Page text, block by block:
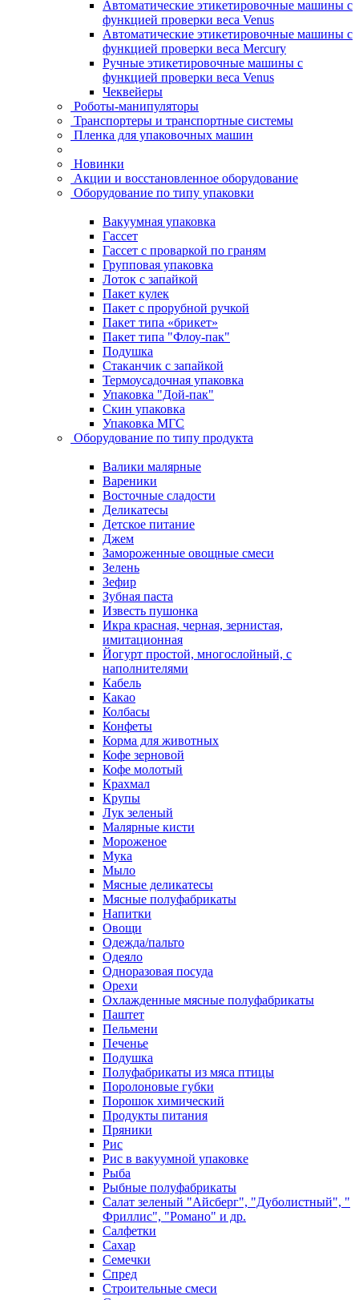
Автоматические этикетировочные машины с
функцией проверки веса Venus
Автоматические этикетировочные машины с
функцией проверки веса Mercury
Ручные этикетировочные машины с
функцией проверки веса Venus
Чеквейеры
Роботы-манипуляторы
Транспортеры и транспортные системы
Пленка для упаковочных машин
Новинки
Акции и восстановленное оборудование
Оборудование по типу упаковки
Вакуумная упаковка
Гассет
Гассет с проваркой по граням
Групповая упаковка
Лоток с запайкой
Пакет кулек
Пакет с прорубной ручкой
Пакет типа «брикет»
Пакет типа "Флоу-пак"
Подушка
Стаканчик с запайкой
Термоусадочная упаковка
Упаковка "Дой-пак"
Скин упаковка
Упаковка МГС
Оборудование по типу продукта
Валики малярные
Вареники
Восточные сладости
Деликатесы
Детское питание
Джем
Замороженные овощные смеси
Зелень
Зефир
Зубная паста
Известь пушонка
Икра красная, черная, зернистая,
имитационная
Йогурт простой, многослойный, с
наполнителями
Кабель
Какао
Колбасы
Конфеты
Корма для животных
Кофе зерновой
Кофе молотый
Крахмал
Крупы
Лук зеленый
Малярные кисти
Мороженое
Мука
Мыло
Мясные деликатесы
Мясные полуфабрикаты
Напитки
Овощи
Одежда/пальто
Одеяло
Одноразовая посуда
Орехи
Охлажденные мясные полуфабрикаты
Паштет
Пельмени
Печенье
Подушка
Полуфабрикаты из мяса птицы
Поролоновые губки
Порошок химический
Продукты питания
Пряники
Рис
Рис в вакуумной упаковке
Рыба
Рыбные полуфабрикаты
Салат зеленый "Айсберг", "Дуболистный", "
Фриллис", "Романо" и др.
Салфетки
Сахар
Семечки
Спред
Строительные смеси